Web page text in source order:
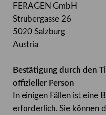
FERAGEN GmbH
Strubergasse 26
5020 Salzburg
Austria
Bestätigung durch den
offizieller Person
In einigen Fällen ist eine
erforderlich. Sie können